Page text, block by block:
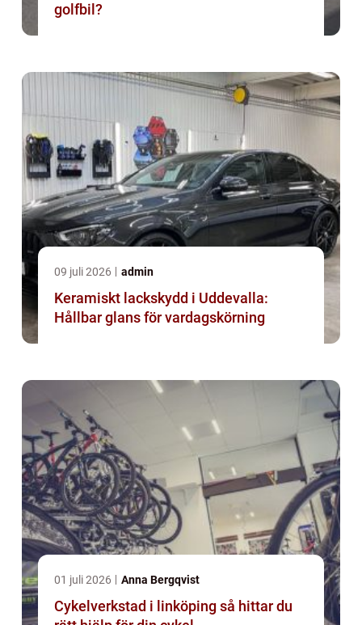
golfbil?
09 juli 2026 admin
Keramiskt lackskydd i Uddevalla:
Hållbar glans för vardagskörning
01 juli 2026 Anna Bergqvist
Cykelverkstad i linköping så hittar du